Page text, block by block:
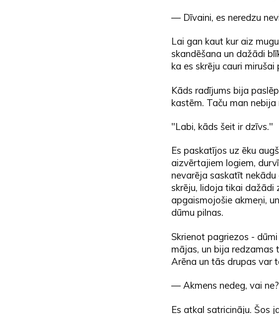
— Dīvaini, es neredzu
Lai gan kaut kur aiz
skandēšana un dažādi
ka es skrēju cauri mirušai
Kāds radījums bija
kastēm. Taču man
"Labi, kāds šeit ir dzīvs."
Es paskatījos uz ēku
aizvērtajiem logiem,
nevarēja saskatīt nekādu
skrēju, lidoja tikai dažādi
apgaismojošie akmeņi,
dūmu pilnas.
Skrienot pagriezos -
mājas, un bija redzamas
Arēna un tās drupas var
— Akmens nedeg, vai
Es atkal satricināju. Šos